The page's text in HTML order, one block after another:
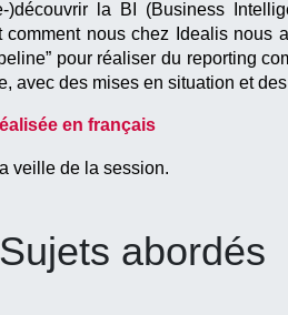
)découvrir la BI (Business
nous chez Idealis nous
pour réaliser du reporting
avec des mises en situation et
en français
veille de la session.
Sujets abordés